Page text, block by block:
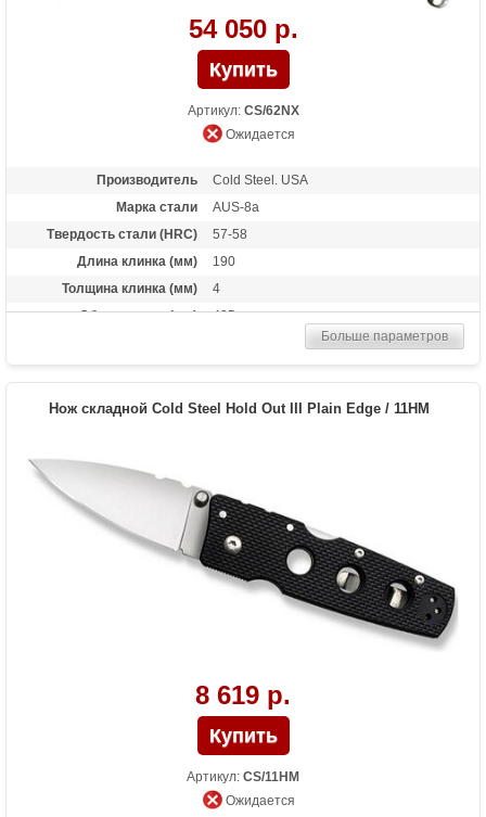
54 050 р.
Артикул: CS/62NX
Ожидается
Производитель
Cold Steel. USA
Марка стали
AUS-8a
Твердость стали (HRC)
57-58
Длина клинка (мм)
190
Толщина клинка (мм)
4
Общая длина (мм)
425
Вес (гр)
442
Больше параметров
Нож складной Cold Steel Hold Out III Plain Edge / 11HM
8 619 р.
Артикул: CS/11HM
Ожидается